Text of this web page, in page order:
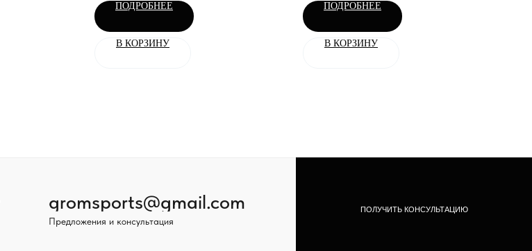
ПОДРОБНЕЕ
В КОРЗИНУ
ПОДРОБНЕЕ
В КОРЗИНУ
gromsports@gmail.com
Предложения и консультация
ПОЛУЧИТЬ КОНСУЛЬТАЦИЮ